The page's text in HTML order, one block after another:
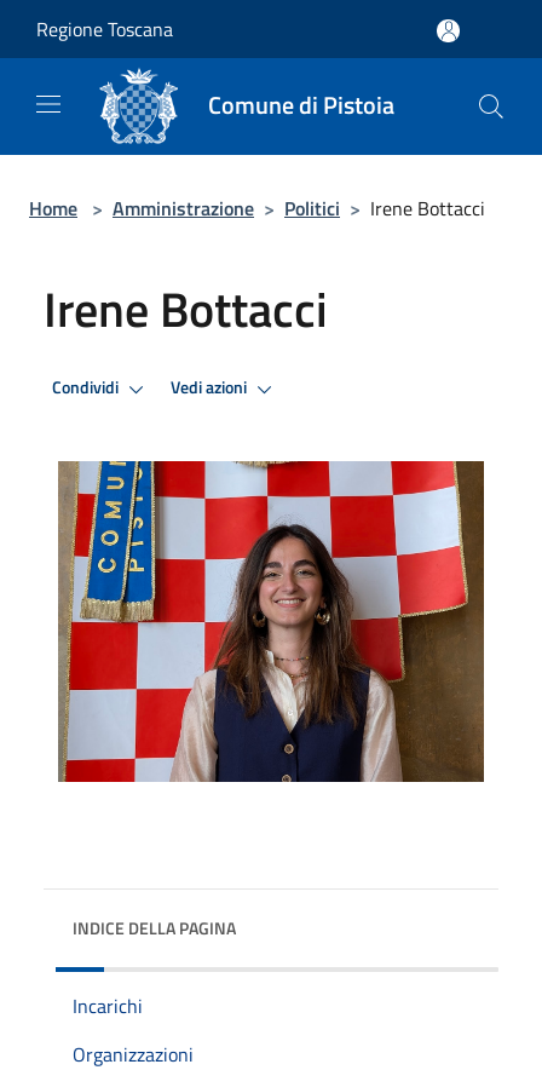
Regione Toscana
Comune di Pistoia
Home > Amministrazione > Politici > Irene Bottacci
Irene Bottacci
Condividi Vedi azioni
INDICE DELLA PAGINA
Incarichi
Organizzazioni